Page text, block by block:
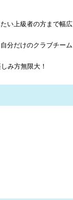
い上級者の方まで幅広
分だけのクラブチーム
み方無限大！